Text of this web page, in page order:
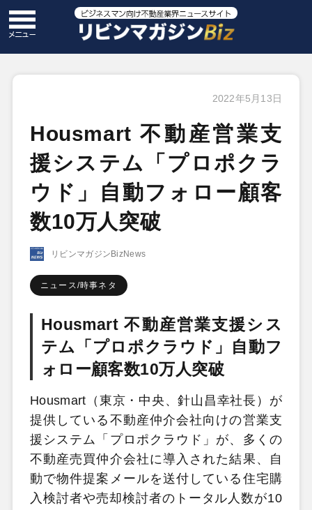
2022年5月13日
Housmart 不動産営業支
援システム「プロポクラ
ウド」自動フォロー顧客
数10万人突破
リビンマガジンBizNews
ニュース/時事ネタ
Housmart 不動産営業支援シス
テム「プロポクラウド」自動フ
ォロー顧客数10万人突破
Housmart（東京・中央、針山昌幸社長）が
提供している不動産仲介会社向けの営業支
援システム「プロポクラウド」が、多くの
不動産売買仲介会社に導入された結果、自
動で物件提案メールを送付している住宅購
入検討者や売却検討者のトータル人数が10